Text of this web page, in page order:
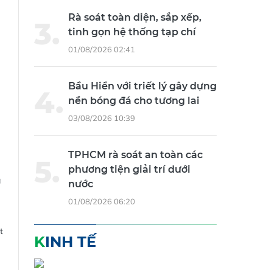
Rà soát toàn diện, sắp xếp,
tinh gọn hệ thống tạp chí
Bầu Hiển với triết lý gây dựng
nền bóng đá cho tương lai
TPHCM rà soát an toàn các
phương tiện giải trí dưới
nước
KINH TẾ